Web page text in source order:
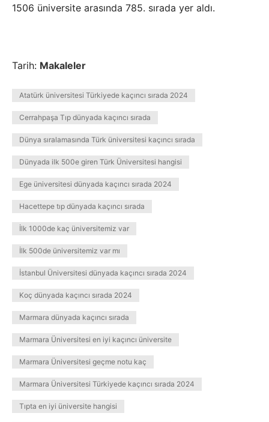
1506 üniversite arasında 785. sırada yer aldı.
Tarih: Makaleler
Atatürk üniversitesi Türkiyede kaçıncı sırada 2024
Cerrahpaşa Tıp dünyada kaçıncı sırada
Dünya sıralamasında Türk üniversitesi kaçıncı sırada
Dünyada ilk 500e giren Türk Üniversitesi hangisi
Ege üniversitesi dünyada kaçıncı sırada 2024
Hacettepe tıp dünyada kaçıncı sırada
İlk 1000de kaç üniversitemiz var
İlk 500de üniversitemiz var mı
İstanbul Üniversitesi dünyada kaçıncı sırada 2024
Koç dünyada kaçıncı sırada 2024
Marmara dünyada kaçıncı sırada
Marmara Üniversitesi en iyi kaçıncı üniversite
Marmara Üniversitesi geçme notu kaç
Marmara Üniversitesi Türkiyede kaçıncı sırada 2024
Tıpta en iyi üniversite hangisi